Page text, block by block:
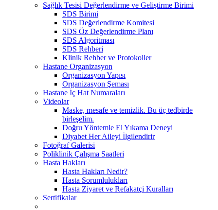
Sağlık Tesisi Değerlendirme ve Geliştirme Birimi
SDS Birimi
SDS Değerlendirme Komitesi
SDS Öz Değerlendirme Planı
SDS Algoritması
SDS Rehberi
Klinik Rehber ve Protokoller
Hastane Organizasyon
Organizasyon Yapısı
Organizasyon Şeması
Hastane İç Hat Numaraları
Videolar
Maske, mesafe ve temizlik. Bu üç tedbirde
birleşelim.
Doğru Yöntemle El Yıkama Deneyi
Diyabet Her Aileyi İlgilendirir
Fotoğraf Galerisi
Poliklinik Çalışma Saatleri
Hasta Hakları
Hasta Hakları Nedir?
Hasta Sorumlulukları
Hasta Ziyaret ve Refakatçi Kuralları
Sertifikalar